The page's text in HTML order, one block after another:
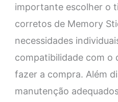
importante escolher o
corretos de Memory
necessidades
compatibilidade com o
fazer a compra. Além
manutenção